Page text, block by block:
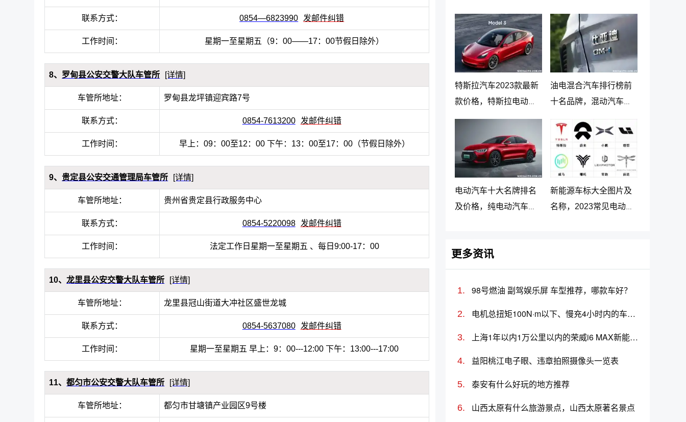
联系方式： 0854—6823990 发邮件纠错
工作时间： 星期一至星期五（9：00——17：00节假日除外）
8、 罗甸县公安交警大队车管所 [详情]
车管所地址： 罗甸县龙坪镇迎宾路7号
联系方式： 0854-7613200 发邮件纠错
工作时间： 早上：09：00至12：00 下午：13：00至17：00（节假日除外）
9、贵定县公安交通管理局车管所 [详情]
车管所地址： 贵州省贵定县行政服务中心
联系方式： 0854-5220098 发邮件纠错
工作时间： 法定工作日星期一至星期五 、每日9:00-17：00
10、龙里县公安交警大队车管所 [详情]
车管所地址： 龙里县冠山街道大冲社区盛世龙城
联系方式： 0854-5637080 发邮件纠错
工作时间： 星期一至星期五 早上：9：00---12:00 下午：13:00---17:00
11、都匀市公安交警大队车管所 [详情]
车管所地址： 都匀市甘塘镇产业园区9号楼
特斯拉汽车2023款最新
款价格，特斯拉电动汽
车价格及落地价
油电混合汽车排行榜前
十名品牌，混动汽车十
电动汽车十大名牌排名
及价格，纯电动汽车排
新能源车标大全图片及
名称，2023常见电动汽
更多资讯
98号燃油 副驾娱乐屏 车型推荐，哪款车好？
电机总扭矩100N·m以下、慢充4小时内的车型推荐及价格
上海1年以内1万公里以内的荣威i6 MAX新能源二手车多少钱
益阳桃江电子眼、违章拍照摄像头一览表
泰安有什么好玩的地方推荐
山西太原有什么旅游景点，山西太原著名景点